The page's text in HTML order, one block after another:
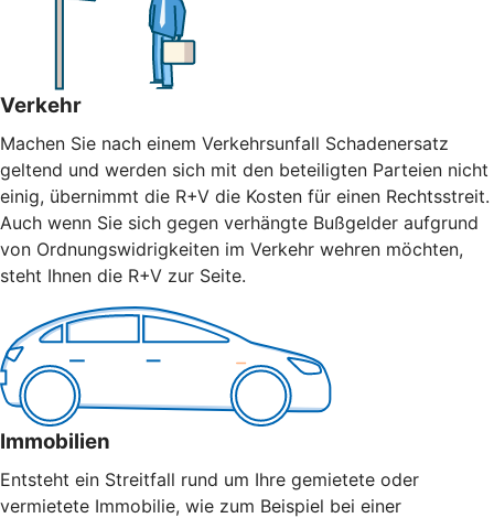
Verkehr
Machen Sie nach einem Verkehrsunfall Schadenersatz
geltend und werden sich mit den beteiligten Parteien nicht
einig, übernimmt die R+V die Kosten für einen Rechtsstreit.
Auch wenn Sie sich gegen verhängte Bußgelder aufgrund
von Ordnungswidrigkeiten im Verkehr wehren möchten,
steht Ihnen die R+V zur Seite.
Immobilien
Entsteht ein Streitfall rund um Ihre gemietete oder
vermietete Immobilie, wie zum Beispiel bei einer